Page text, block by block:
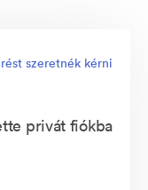
szeretnék kérni
privát fiókba